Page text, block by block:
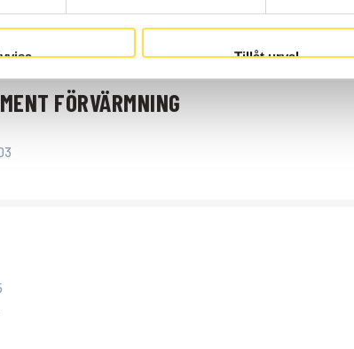
Tillåt urval
FÖRVÄRMNING